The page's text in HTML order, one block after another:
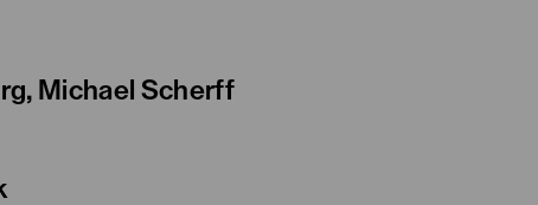
Michael Scherff